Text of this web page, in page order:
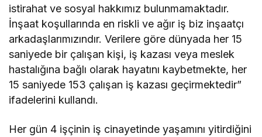
istirahat ve sosyal hakkımız bulunmamaktadır.
İnşaat koşullarında en riskli ve ağır iş biz inşaatçı
arkadaşlarımızındır. Verilere göre dünyada her 15
saniyede bir çalışan kişi, iş kazası veya meslek
hastalığına bağlı olarak hayatını kaybetmekte, her
15 saniyede 153 çalışan iş kazası geçirmektedir”
ifadelerini kullandı.
Her gün 4 işçinin iş cinayetinde yaşamını yitirdiğini